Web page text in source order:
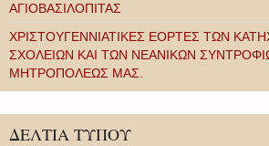
ΑΓΙΟΒΑΣΙΛΟΠΙΤΑΣ
ΧΡΙΣΤΟΥΓΕΝΝΙΑΤΙΚΕΣ ΕΟΡΤΕΣ ΤΩΝ
ΣΧΟΛΕΙΩΝ ΚΑΙ ΤΩΝ ΝΕΑΝΙΚΩΝ
ΜΗΤΡΟΠΟΛΕΩΣ ΜΑΣ.
ΔΕΛΤΙΑ ΤΥΠΟΥ